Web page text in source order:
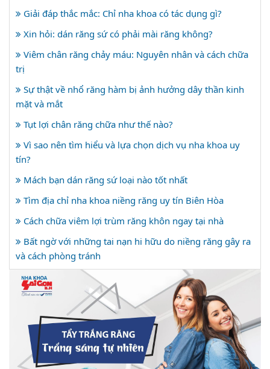
Giải đáp thắc mắc: Chỉ nha khoa có tác dụng gì?
Xin hỏi: dán răng sứ có phải mài răng không?
Viêm chân răng chảy máu: Nguyên nhân và cách chữa
trị
Sự thật về nhổ răng hàm bị ảnh hưởng dây thần kinh
mặt và mắt
Tụt lợi chân răng chữa như thế nào?
Vì sao nên tìm hiểu và lựa chọn dịch vụ nha khoa uy
tín?
Mách bạn dán răng sứ loại nào tốt nhất
Tìm địa chỉ nha khoa niềng răng uy tín Biên Hòa
Cách chữa viêm lợi trùm răng khôn ngay tại nhà
Bất ngờ với những tai nạn hi hữu do niềng răng gây ra
và cách phòng tránh